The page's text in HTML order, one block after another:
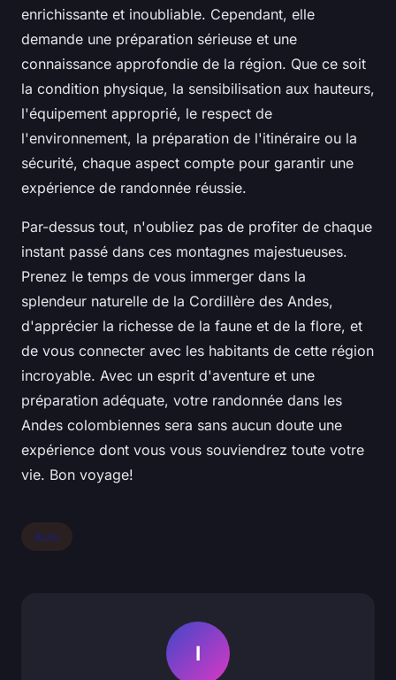
enrichissante et inoubliable. Cependant, elle
demande une préparation sérieuse et une
connaissance approfondie de la région. Que ce soit
la condition physique, la sensibilisation aux hauteurs,
l'équipement approprié, le respect de
l'environnement, la préparation de l'itinéraire ou la
sécurité, chaque aspect compte pour garantir une
expérience de randonnée réussie.
Par-dessus tout, n'oubliez pas de profiter de chaque
instant passé dans ces montagnes majestueuses.
Prenez le temps de vous immerger dans la
splendeur naturelle de la Cordillère des Andes,
d'apprécier la richesse de la faune et de la flore, et
de vous connecter avec les habitants de cette région
incroyable. Avec un esprit d'aventure et une
préparation adéquate, votre randonnée dans les
Andes colombiennes sera sans aucun doute une
expérience dont vous vous souviendrez toute votre
vie. Bon voyage!
Actu
I